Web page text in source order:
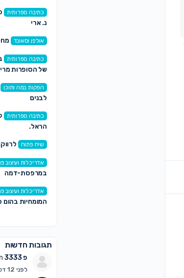
כתיבה ספרותית
נ. ארי
אולפן וסאונד
כתיבה ספרותית
של הסופרות
הפקות במה ותוכן
לבנים
כתיבה ספרותית
הראל.
שיח פתוח
אדריכלות ועיצוב
במרפסת-דמה
אדריכלות ועיצוב
המומחיות בהום
תגובות חדשות
פ 3333 on
לפני 12 דקות